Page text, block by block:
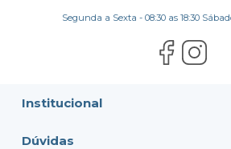
Institucional
Dúvidas
Segunda a Sexta - 08:30 as 18:30